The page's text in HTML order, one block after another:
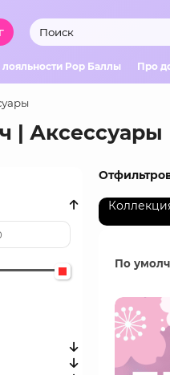
Pop Баллы Про
| Аксессуары
По